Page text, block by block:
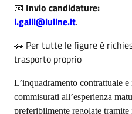
📧 Invio candidature:
l.galli@iuline.it.
🚗 Per tutte le figure è
trasporto proprio
L’inquadramento contrattuale
commisurati all’esperienza
preferibilmente regolate